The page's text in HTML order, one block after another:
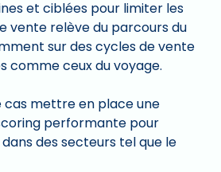
et ciblées pour limiter les
vente relève du parcours du
sur des cycles de vente
comme ceux du voyage.
mettre en place une
performante pour
des secteurs tel que le